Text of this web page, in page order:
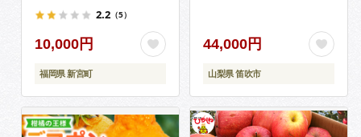
おう】
2.2 （5）
10,000円
福岡県 新宮町
44,000円
山梨県 笛吹市